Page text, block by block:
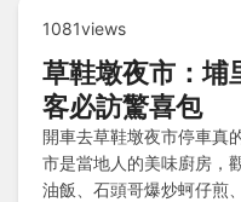
1081views
草鞋墩夜市：埔
客必訪驚喜包
開車去草鞋墩夜市停車真
市是當地人的美味廚房，
油飯、石頭哥爆炒蚵仔煎